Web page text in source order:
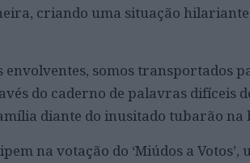
criando uma situação
somos transportados
do caderno de palavras difíceis
diante do inusitado tubarão na
na votação do ‘Miúdos a Votos’,